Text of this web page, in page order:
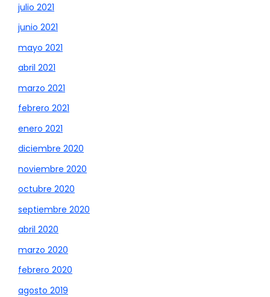
julio 2021
junio 2021
mayo 2021
abril 2021
marzo 2021
febrero 2021
enero 2021
diciembre 2020
noviembre 2020
octubre 2020
septiembre 2020
abril 2020
marzo 2020
febrero 2020
agosto 2019